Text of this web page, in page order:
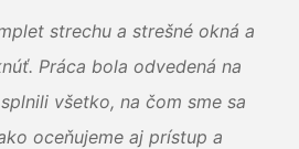
strechu a strešné okná a
Práca bola odvedená na
všetko, na čom sme sa
oceňujeme aj prístup a